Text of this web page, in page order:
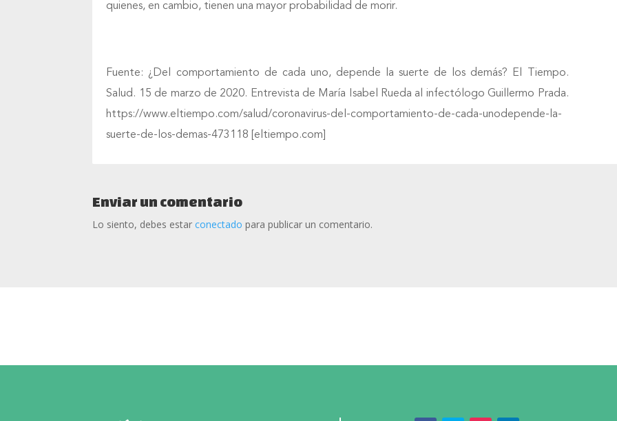
quienes, en cambio, tienen una mayor probabilidad de morir.
Fuente: ¿Del comportamiento de cada uno, depende la suerte de los demás? El Tiempo.
Salud. 15 de marzo de 2020. Entrevista de María Isabel Rueda al infectólogo Guillermo Prada.
https://www.eltiempo.com/salud/coronavirus-del-comportamiento-de-cada-unodepende-la-
suerte-de-los-demas-473118 [eltiempo.com]
Enviar un comentario
Lo siento, debes estarconectado para publicar un comentario.